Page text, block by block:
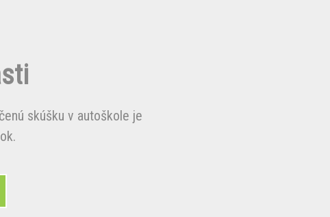
skúšku v autoškole je